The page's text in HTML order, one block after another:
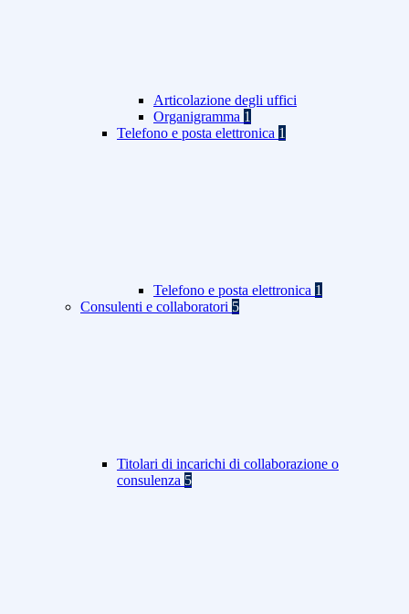
Articolazione degli uffici
Organigramma 1
Telefono e posta elettronica 1
Telefono e posta elettronica 1
Consulenti e collaboratori 5
Titolari di incarichi di collaborazione o
consulenza 5